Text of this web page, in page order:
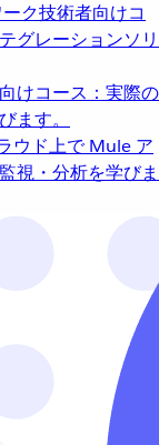
ク技術者向けコ
グレーションソリ
けコース：実際の
ます。
ウド上で Mule ア
視・分析を学びま